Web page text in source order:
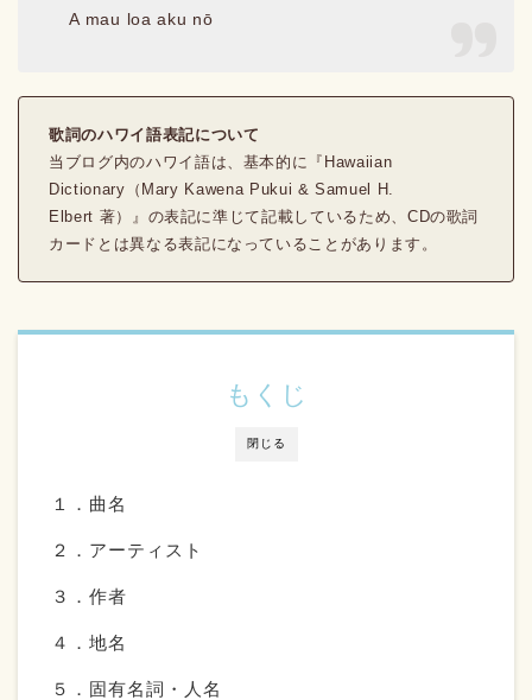
A mau loa aku nō
歌詞のハワイ語表記について
当ブログ内のハワイ語は、基本的に『Hawaiian
Dictionary（Mary Kawena Pukui & Samuel H.
Elbert 著）』の表記に準じて記載しているため、CDの歌詞
カードとは異なる表記になっていることがあります。
閉じる
もくじ
１．曲名
２．アーティスト
３．作者
４．地名
５．固有名詞・人名